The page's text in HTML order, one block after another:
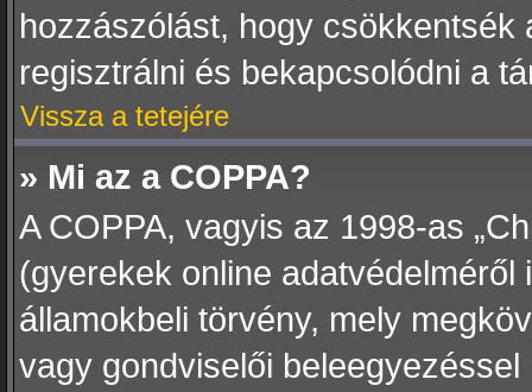
hozzászólást, hogy csökkentsék
regisztrálni és bekapcsolódni a
Vissza a tetejére
» Mi az a COPPA?
A COPPA, vagyis az 1998-as
(gyerekek online
államokbeli törvény, mely
vagy gondviselői